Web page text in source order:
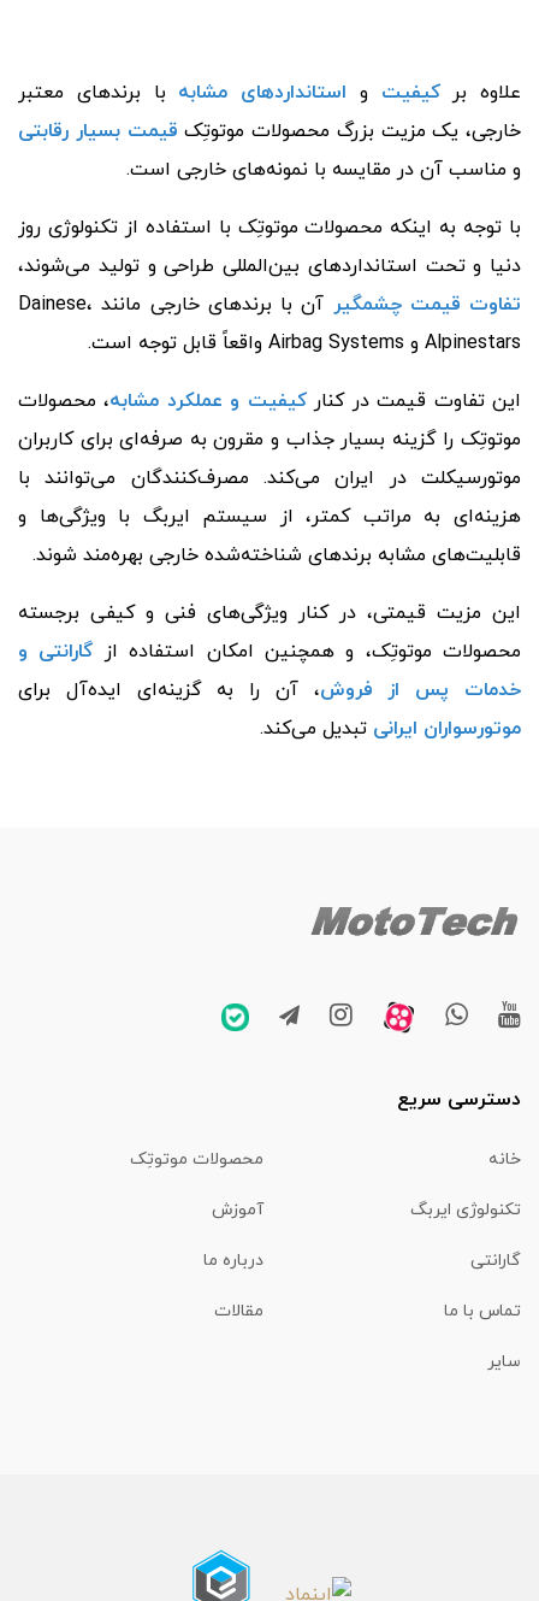
علاوه برکیفیت و استانداردهای مشابه با برندهای معتبر
خارجی، یک مزیت بزرگ محصولات موتوتِک قیمت بسیار رقابتی
و مناسب آن‌ در مقایسه با نمونه‌های خارجی است.
با توجه به اینکه محصولات موتوتِک با استفاده از تکنولوژی روز
دنیا و تحت استانداردهای بین‌المللی طراحی و تولید می‌شوند،
تفاوت قیمت چشمگیر
آن‌ با برندهای خارجی مانند Dainese،
Alpinestars و Airbag Systems واقعاً قابل توجه است.
این تفاوت قیمت در کنارکیفیت و عملکرد مشابه، محصولات
موتوتِک را گزینه بسیار جذاب و مقرون به صرفه‌ای برای کاربران
موتورسیکلت در ایران می‌کند. مصرف‌کنندگان می‌توانند با
هزینه‌ای به مراتب کمتر، از سیستم ایربگ با ویژگی‌ها و
قابلیت‌های مشابه برندهای شناخته‌شده خارجی بهره‌مند شوند.
این مزیت قیمتی، در کنار ویژگی‌های فنی و کیفی برجسته
محصولات موتوتِک، و همچنین امکان استفاده از گارانتی و
خدمات پس از فروش، آن‌ را به گزینه‌ای ایده‌آل برای
موتورسواران ایرانی تبدیل می‌کند.
دسترسی سریع
خانه محصولات موتوتِک
تکنولوژی ایربگ آموزش
گارانتی درباره ما
تماس با ما مقالات
سایر